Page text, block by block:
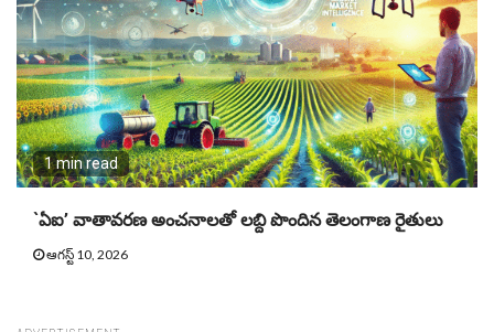
1 min read
`ఏఐ’ వాతావరణ అంచనాలతో లబ్ది పొందిన తెలంగాణ రైతులు
ఆగస్ట్ 10, 2026